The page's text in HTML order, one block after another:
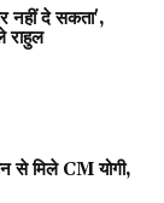
नहीं दे सकता',
राहुल
से मिले CM योगी,